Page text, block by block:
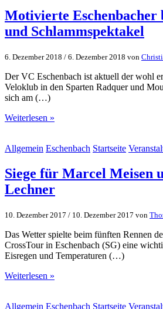
Motivierte Eschenbacher
und Schlammspektakel
6. Dezember 2018 / 6. Dezember 2018 von
Der VC Eschenbach ist aktuell der wohl
Veloklub in den Sparten Radquer und
sich am (…)
Weiterlesen »
Allgemein Eschenbach Startseite
Siege für Marcel Meisen
Lechner
10. Dezember 2017 / 10. Dezember 2017 von
Das Wetter spielte beim fünften Rennen
CrossTour in Eschenbach (SG) eine
Eisregen und Temperaturen (…)
Weiterlesen »
Allgemein Eschenbach Startseite